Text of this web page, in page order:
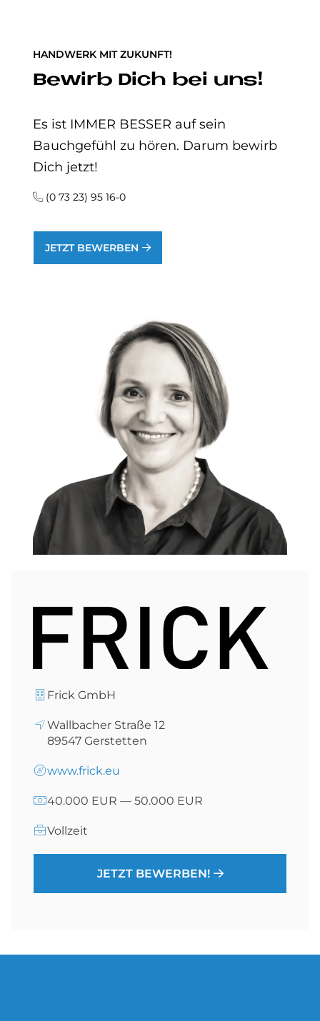
HANDWERK MIT ZUKUNFT!
Be­wirb Dich bei uns!
Es ist IMMER BESSER auf sein
Bauchgefühl zu hören. Darum bewirb
Dich jetzt!
(0 73 23) 95 16-0
JETZT BEWERBEN
Frick GmbH
Wallbacher Straße 12
89547 Gerstetten
www.frick.eu
40.000 EUR — 50.000 EUR
Vollzeit
JETZT BEWERBEN!